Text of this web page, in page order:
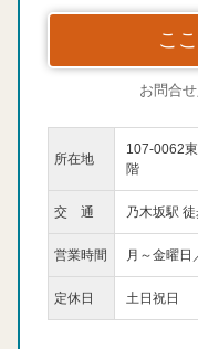
こ
お問合
所在地
107-0062
階
交 通 乃木坂駅
営業時間 月～金曜
定休日 土日祝日